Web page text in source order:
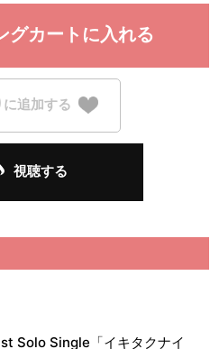
グカートに入れる
追加する
視聴する
Solo Single「イキタクナイ